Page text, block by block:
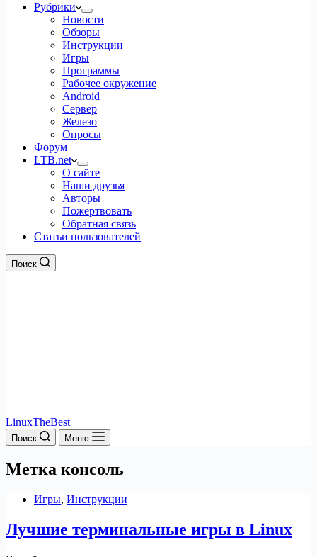
Рубрики
Новости
Обзоры
Инструкции
Игры
Программы
Рабочее окружение
Android
Сервер
Железо
Опросы
Форум
LTB.net
О сайте
Наши друзья
Авторы
Пожертвовать
Обратная связь
Статьи пользователей
Поиск
LinuxTheBest
Поиск Меню
Метка консоль
Игры, Инструкции
Лучшие терминальные игры в Linux